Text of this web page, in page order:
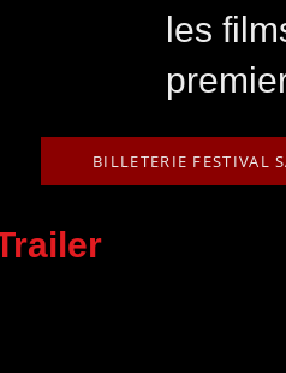
les
BILLETERIE FESTIVAL